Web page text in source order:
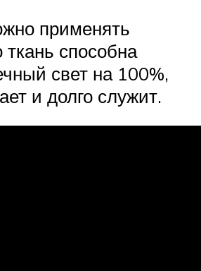
применять
ткань способна
свет на 100%,
и долго служит.